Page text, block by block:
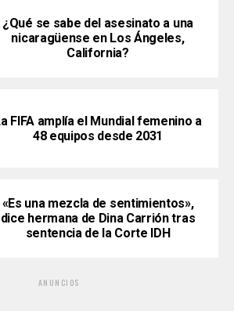
¿Qué se sabe del asesinato a una
nicaragüense en Los Ángeles,
California?
FIFA amplía el Mundial femenino a
48 equipos desde 2031
«Es una mezcla de sentimientos»,
dice hermana de Dina Carrión tras
sentencia de la Corte IDH
ANUNCIOS